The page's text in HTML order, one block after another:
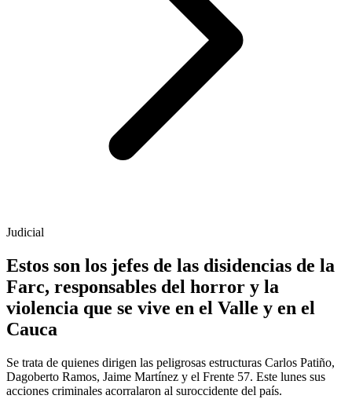
Judicial
Estos son los jefes de las disidencias de la
Farc, responsables del horror y la
violencia que se vive en el Valle y en el
Cauca
Se trata de quienes dirigen las peligrosas estructuras Carlos Patiño,
Dagoberto Ramos, Jaime Martínez y el Frente 57. Este lunes sus
acciones criminales acorralaron al suroccidente del país.